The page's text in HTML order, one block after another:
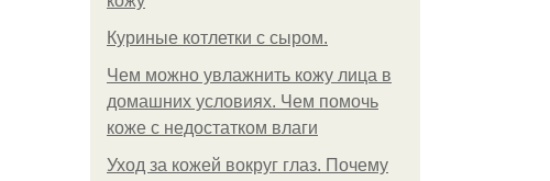
Куриные котлетки с сыром.
Чем можно увлажнить кожу лица в
домашних условиях. Чем помочь
коже с недостатком влаги
Уход за кожей вокруг глаз. Почему